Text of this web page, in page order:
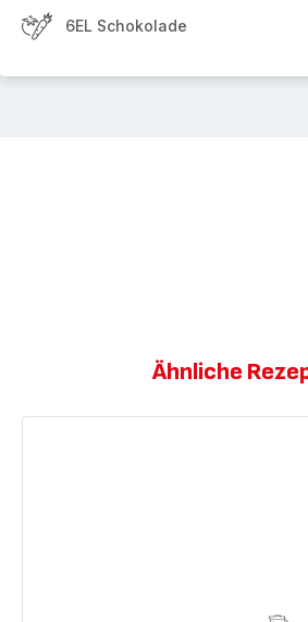
6EL Schokolade
Ähnliche